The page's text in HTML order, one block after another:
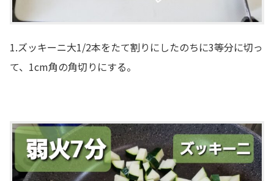
1.ズッキーニ大1/2本をたて割りにしたのちに3等分に切っ
て、1cm角の角切りにする。